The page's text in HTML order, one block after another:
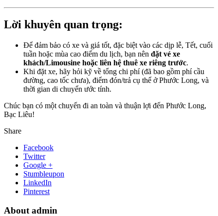
Lời khuyên quan trọng:
Để đảm bảo có xe và giá tốt, đặc biệt vào các dịp lễ, Tết, cuối
tuần hoặc mùa cao điểm du lịch, bạn nên đặt vé xe
khách/Limousine hoặc liên hệ thuê xe riêng trước.
Khi đặt xe, hãy hỏi kỹ về tổng chi phí (đã bao gồm phí cầu
đường, cao tốc chưa), điểm đón/trả cụ thể ở Phước Long, và
thời gian di chuyển ước tính.
Chúc bạn có một chuyến đi an toàn và thuận lợi đến Phước Long,
Bạc Liêu!
Share
Facebook
Twitter
Google +
Stumbleupon
LinkedIn
Pinterest
About admin